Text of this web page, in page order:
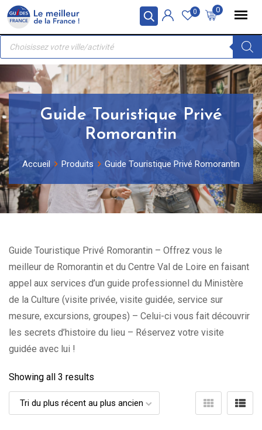
Panneau de gestion des cookies
Skip
content
0
0
Recherche
produits
Guide Touristique Privé
Romorantin
Accueil Produits Guide Touristique Privé Romorantin
Guide Touristique Privé Romorantin – Offrez vous le
meilleur de Romorantin et du Centre Val de Loire en faisant
appel aux services d’un guide professionnel du Ministère
de la Culture (visite privée, visite guidée, service sur
mesure, excursions, groupes) – Celui-ci vous fait découvrir
les secrets d’histoire du lieu – Réservez votre visite
guidée avec lui !
Showing all 3 results